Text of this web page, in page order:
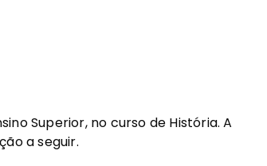
Superior, no curso de História. A
a seguir.